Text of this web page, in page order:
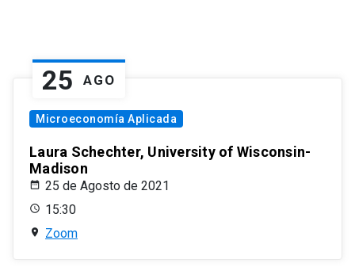
25 AGO
Microeconomía Aplicada
Laura Schechter, University of Wisconsin-
Madison
25 de Agosto de 2021
15:30
Zoom